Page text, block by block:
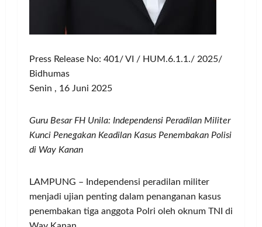
Press Release No: 401/ VI / HUM.6.1.1./ 2025/
Bidhumas
Senin , 16 Juni 2025
Guru Besar FH Unila: Independensi Peradilan Militer
Kunci Penegakan Keadilan Kasus Penembakan Polisi
di Way Kanan
LAMPUNG – Independensi peradilan militer
menjadi ujian penting dalam penanganan kasus
penembakan tiga anggota Polri oleh oknum TNI di